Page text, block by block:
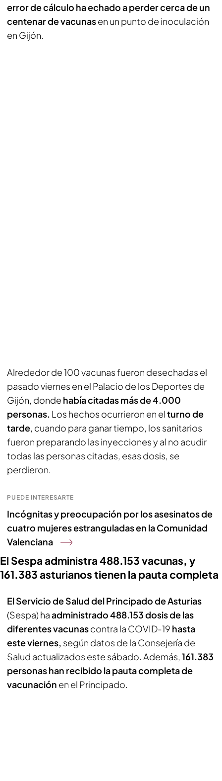
error de cálculo ha echado a perder cerca de un
centenar de vacunasen un punto de inoculación
en Gijón.
Alrededor de 100 vacunas fueron desechadas el
pasado viernes en el Palacio de los Deportes de
Gijón, donde había citadas más de 4.000
personas. Los hechos ocurrieron en elturno de
tarde, cuando para ganar tiempo, los sanitarios
fueron preparando las inyecciones y al no acudir
todas las personas citadas, esas dosis, se
perdieron.
PUEDE INTERESARTE
Incógnitas y preocupación por los asesinatos de
cuatro mujeres estranguladas en la Comunidad
Valenciana
El Sespa administra 488.153 vacunas, y
161.383 asturianos tienen la pauta completa
El Servicio de Salud del Principado de Asturias
(Sespa) haadministrado 488.153 dosis de las
diferentes vacunascontra la COVID-19 hasta
este viernes, según datos de la Consejería de
Salud actualizados este sábado. Además, 161.383
personas han recibido la pauta completa de
vacunación en el Principado.